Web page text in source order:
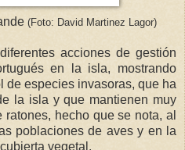
(Foto: David Martinez Lagor)
acciones de gestión
en la isla, mostrando
de especies invasoras, que ha
la isla y que mantienen muy
hecho que se nota, al
poblaciones de aves y en la
vegetal.